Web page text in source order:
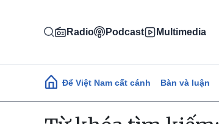
Radio Podcast Multimedia
Main navigation
Để Việt Nam cất cánh Bàn và luận